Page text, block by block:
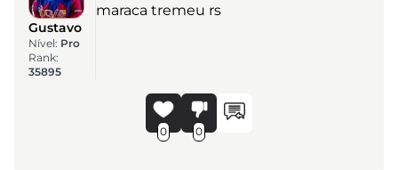
Gustavo
Nível: Pro
Rank:
35895
maraca tremeu rs
0 0